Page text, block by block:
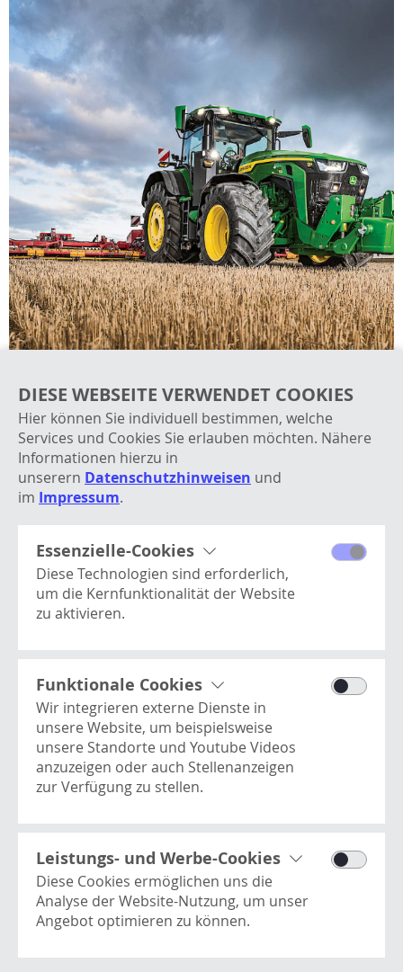
ROBERT AEBI LANDTECHNIK GMBH
WIR SIND IHR STARKER PARTNER IM BEREICH
LANDMASCHINEN
Hier finden Sie alles, was Sie über die Produkte und
Dienstleistungen von der Robert Aebi Landtechnik
JETZT ENTDECKEN
DIESE WEBSEITE VERWENDET COOKIES
Hier können Sie individuell bestimmen, welche
Services und Cookies Sie erlauben möchten. Nähere
Informationen hierzu in
unserern Datenschutzhinweisen und
im Impressum.
Essenzielle-Cookies
Diese Technologien sind erforderlich,
um die Kernfunktionalität der Website
zu aktivieren.
Dieses Cookie enthält
Basisinformationen zur Benutzer-
Session und ist essentiell für die
Website.
Funktionale Cookies
Wir integrieren externe Dienste in
unsere Website, um beispielsweise
unsere Standorte und Youtube Videos
anzuzeigen oder auch Stellenanzeigen
zur Verfügung zu stellen.
Dies ist ein Video-Player-Dienst. Es kann
vom Benutzer verwendet werden, um
Videos anzusehen, zu teilen, zu
kommentieren und hochzuladen.
Dient als Basis für die Anzeige unserer
Standorte.
Leistungs- und Werbe-Cookies
Diese Cookies ermöglichen uns die
Analyse der Website-Nutzung, um unser
Angebot optimieren zu können.
Newsletter
Impressum
Datenschutz
Hinweisgeberschutzgesetz